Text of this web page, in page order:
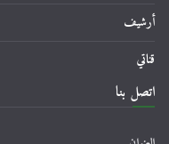
أرشيف
قناتي
اتصل بنا